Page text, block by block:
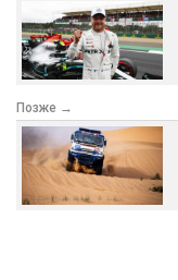
Позже →